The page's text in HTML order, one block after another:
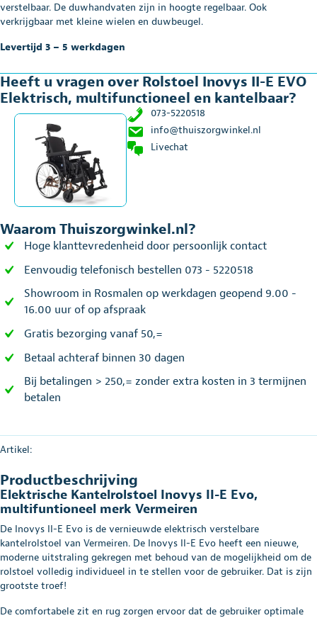
verstelbaar. De duwhandvaten zijn in hoogte regelbaar. Ook
verkrijgbaar met kleine wielen en duwbeugel.
Levertijd 3 – 5 werkdagen
Heeft u vragen over Rolstoel Inovys II-E EVO
Elektrisch, multifunctioneel en kantelbaar?
073-5220518
info@thuiszorgwinkel.nl
Livechat
Waarom Thuiszorgwinkel.nl?
Hoge klanttevredenheid door persoonlijk contact
Eenvoudig telefonisch bestellen 073 - 5220518
Showroom in Rosmalen op werkdagen geopend 9.00 -
16.00 uur of op afspraak
Gratis bezorging vanaf 50,=
Betaal achteraf binnen 30 dagen
Bij betalingen > 250,= zonder extra kosten in 3 termijnen
betalen
Artikel:
Productbeschrijving
Elektrische Kantelrolstoel Inovys II-E Evo,
multifuntioneel merk Vermeiren
De Inovys II-E Evo is de vernieuwde elektrisch verstelbare
kantelrolstoel van Vermeiren. De Inovys II-E Evo heeft een nieuwe,
moderne uitstraling gekregen met behoud van de mogelijkheid om de
rolstoel volledig individueel in te stellen voor de gebruiker. Dat is zijn
grootste troef!
De comfortabele zit en rug zorgen ervoor dat de gebruiker optimale